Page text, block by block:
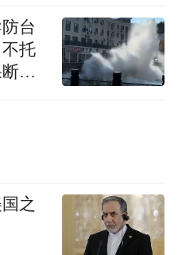
台
托
转
之